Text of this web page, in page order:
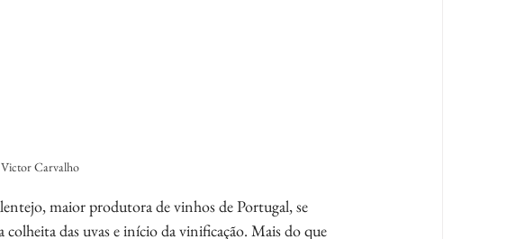
Carvalho
maior produtora de vinhos de Portugal, se
das uvas e início da vinificação. Mais do que